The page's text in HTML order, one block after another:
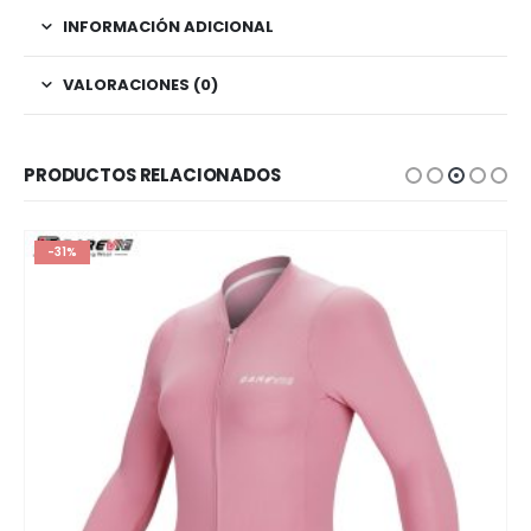
INFORMACIÓN ADICIONAL
VALORACIONES (0)
PRODUCTOS RELACIONADOS
-31%